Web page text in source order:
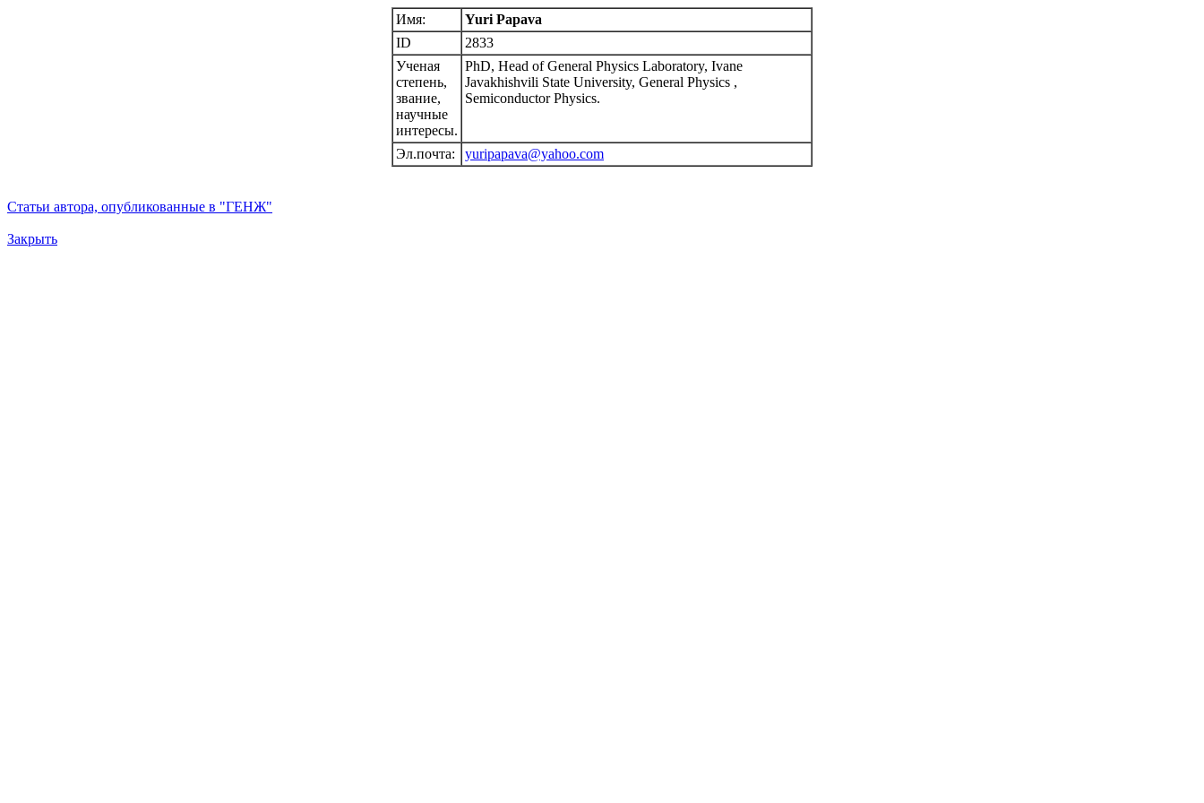
Имя:
Yuri Papava
ID
2833
Ученая
степень,
звание,
научные
интересы.
PhD, Head of General Physics Laboratory, Ivane
Javakhishvili State University, General Physics ,
Semiconductor Physics.
Эл.почта: yuripapava@yahoo.com
Статьи автора, опубликованные в "ГЕНЖ"
Закрыть